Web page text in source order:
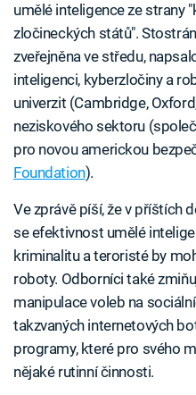
umělé inteligence ze strany
zločineckých států".
zveřejněna ve středu,
inteligenci, kyberzločiny a
univerzit (Cambridge,
neziskového sektoru
pro novou americkou
Foundation).
Ve zprávě píší, že v příštích
se efektivnost umělé
kriminalitu a teroristé by
roboty. Odborníci také
manipulace voleb na
takzvaných internetových
programy, které pro svého
nějaké rutinní činnosti.